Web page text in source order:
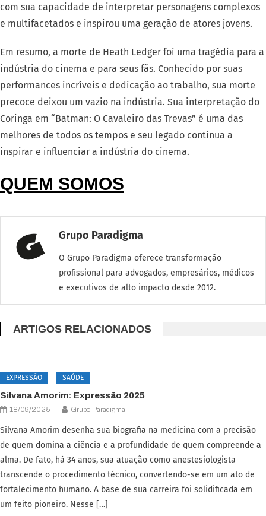
com sua capacidade de interpretar personagens complexos
e multifacetados e inspirou uma geração de atores jovens.
Em resumo, a morte de Heath Ledger foi uma tragédia para a
indústria do cinema e para seus fãs. Conhecido por suas
performances incríveis e dedicação ao trabalho, sua morte
precoce deixou um vazio na indústria. Sua interpretação do
Coringa em “Batman: O Cavaleiro das Trevas” é uma das
melhores de todos os tempos e seu legado continua a
inspirar e influenciar a indústria do cinema.
QUEM SOMOS
Grupo Paradigma
O Grupo Paradigma oferece transformação
profissional para advogados, empresários, médicos
e executivos de alto impacto desde 2012.
ARTIGOS RELACIONADOS
EXPRESSÃO SAÚDE
Silvana Amorim: Expressão 2025
18/09/2025 Grupo Paradigma
Silvana Amorim desenha sua biografia na medicina com a precisão
de quem domina a ciência e a profundidade de quem compreende a
alma. De fato, há 34 anos, sua atuação como anestesiologista
transcende o procedimento técnico, convertendo-se em um ato de
fortalecimento humano. A base de sua carreira foi solidificada em
um feito pioneiro. Nesse […]